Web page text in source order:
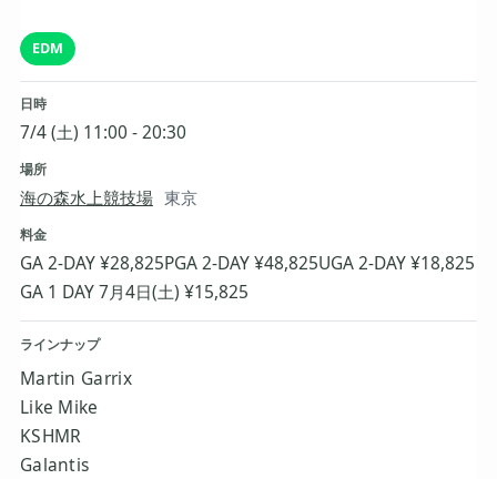
EDM
日時
7/4 (土) 11:00 - 20:30
場所
海の森水上競技場 東京
料金
GA 2-DAY ¥28,825PGA 2-DAY ¥48,825UGA 2-DAY ¥18,825
GA 1 DAY 7月4日(土) ¥15,825
ラインナップ
Martin Garrix
Like Mike
KSHMR
Galantis